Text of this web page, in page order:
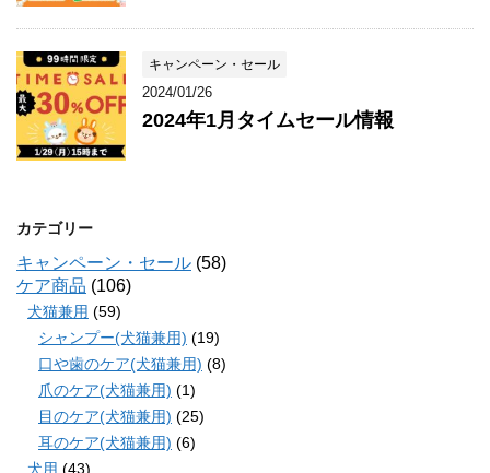
キャンペーン・セール
2024/01/26
2024年1月タイムセール情報
カテゴリー
キャンペーン・セール (58)
ケア商品 (106)
犬猫兼用 (59)
シャンプー(犬猫兼用) (19)
口や歯のケア(犬猫兼用) (8)
爪のケア(犬猫兼用) (1)
目のケア(犬猫兼用) (25)
耳のケア(犬猫兼用) (6)
犬用 (43)